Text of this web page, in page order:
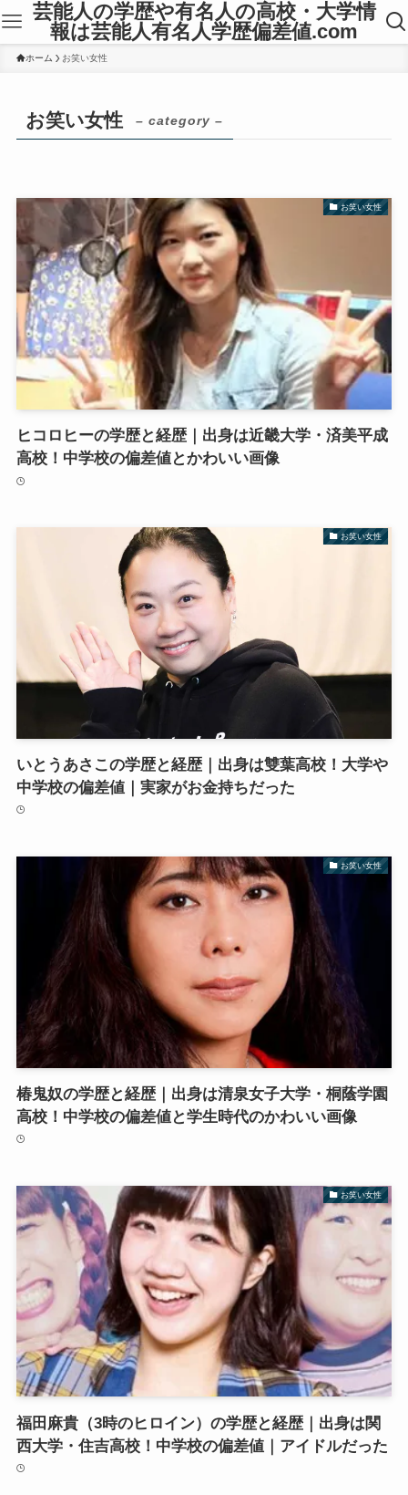
芸能人の学歴や有名人の高校・大学情
報は芸能人有名人学歴偏差値.com
ホーム お笑い女性
お笑い女性 – category –
お笑い女性
ヒコロヒーの学歴と経歴｜出身は近畿大学・済美平成
高校！中学校の偏差値とかわいい画像
お笑い女性
いとうあさこの学歴と経歴｜出身は雙葉高校！大学や
中学校の偏差値｜実家がお金持ちだった
お笑い女性
椿鬼奴の学歴と経歴｜出身は清泉女子大学・桐蔭学園
高校！中学校の偏差値と学生時代のかわいい画像
お笑い女性
福田麻貴（3時のヒロイン）の学歴と経歴｜出身は関
西大学・住吉高校！中学校の偏差値｜アイドルだった